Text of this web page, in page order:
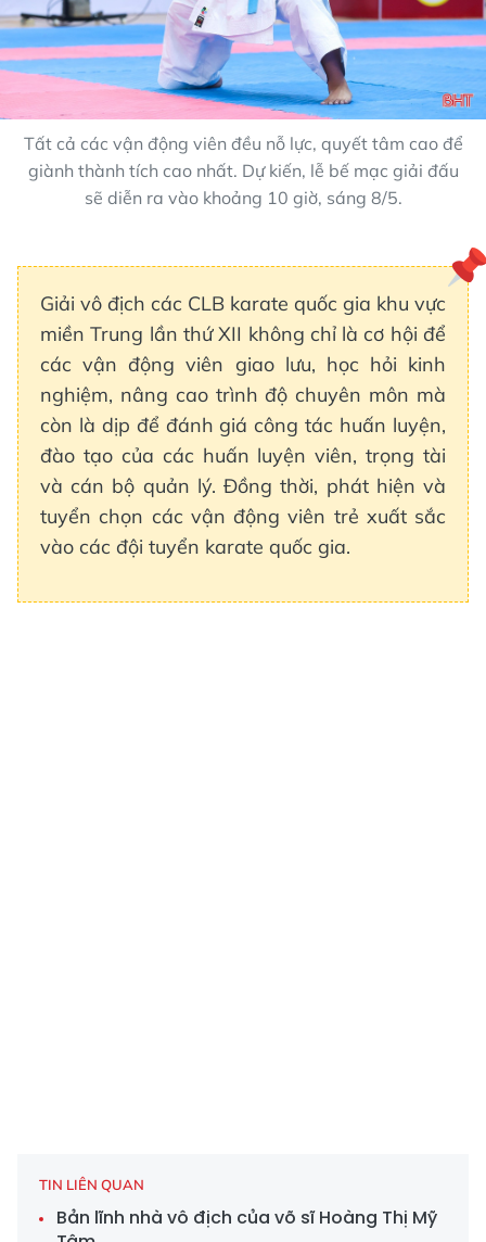
Tất cả các vận động viên đều nỗ lực, quyết tâm cao để
giành thành tích cao nhất. Dự kiến, lễ bế mạc giải đấu
sẽ diễn ra vào khoảng 10 giờ, sáng 8/5.
Giải vô địch các CLB karate quốc gia khu vực
miền Trung lần thứ XII không chỉ là cơ hội để
các vận động viên giao lưu, học hỏi kinh
nghiệm, nâng cao trình độ chuyên môn mà
còn là dịp để đánh giá công tác huấn luyện,
đào tạo của các huấn luyện viên, trọng tài
và cán bộ quản lý. Đồng thời, phát hiện và
tuyển chọn các vận động viên trẻ xuất sắc
vào các đội tuyển karate quốc gia.
TIN LIÊN QUAN
Bản lĩnh nhà vô địch của võ sĩ Hoàng Thị Mỹ